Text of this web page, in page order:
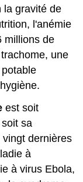
la gravité de
l'anémie
millions de
une
est soit
sa
dernières
à
à virus Ebola,